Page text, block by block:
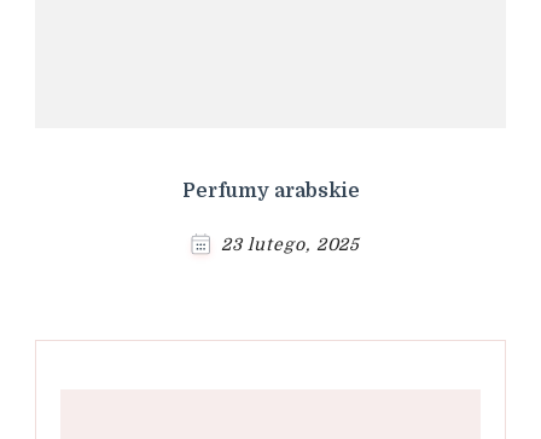
Perfumy arabskie
23 lutego, 2025